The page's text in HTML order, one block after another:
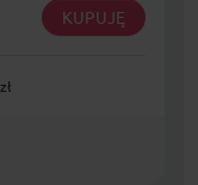
KUPUJĘ